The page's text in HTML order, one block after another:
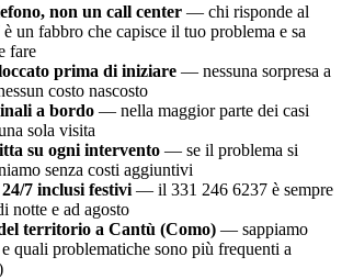
non un call center — chi risponde al
un fabbro che capisce il tuo problema e sa
fare
prima di iniziare — nessuna sorpresa a
costo nascosto
a bordo — nella maggior parte dei casi
sola visita
su ogni intervento — se il problema si
senza costi aggiuntivi
7 inclusi festivi — il 331 246 6237 è sempre
notte e ad agosto
territorio a Cantù (Como) — sappiamo
quali problematiche sono più frequenti a